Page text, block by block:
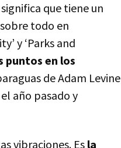
que tiene un
todo en
y ‘Parks and
puntos en los
de Adam Levine
año pasado y
vibraciones. Es la